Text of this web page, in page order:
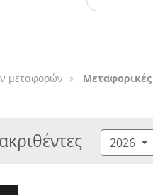
μεταφορών Μεταφορικές
2026